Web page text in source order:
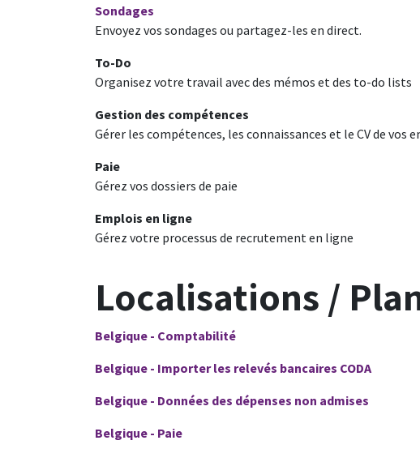
Sondages
Envoyez vos sondages ou partagez-les en direct.
To-Do
Organisez votre travail avec des mémos et des to-do lists
Gestion des compétences
Gérer les compétences, les connaissances et le CV de vos
Paie
Gérez vos dossiers de paie
Emplois en ligne
Gérez votre processus de recrutement en ligne
Localisations /
Belgique - Comptabilité
Belgique - Importer les relevés bancaires CODA
Belgique - Données des dépenses non admises
Belgique - Paie